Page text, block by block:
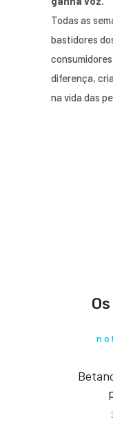
Todas as
bastidores
diferença,
na vida das